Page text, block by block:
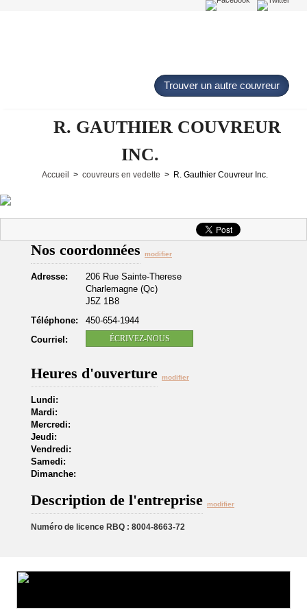
Trouver un autre couvreur
R. GAUTHIER COUVREUR
INC.
Accueil > couvreurs en vedette > R. Gauthier Couvreur Inc.
Nos coordonnées modifier
Adresse:
206 Rue Sainte-Therese
Charlemagne (Qc)
J5Z 1B8
Téléphone:
450-654-1944
Courriel:
ÉCRIVEZ-NOUS
Heures d'ouverture modifier
Lundi:
Mardi:
Mercredi:
Jeudi:
Vendredi:
Samedi:
Dimanche:
Description de l'entreprise modifier
Numéro de licence RBQ : 8004-8663-72